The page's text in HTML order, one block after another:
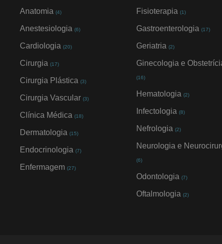
Anatomia (4)
Anestesiologia (6)
Cardiologia (20)
Cirurgia (17)
Cirurgia Plástica (3)
Cirurgia Vascular (3)
Clínica Médica (18)
Dermatologia (15)
Endocrinologia (7)
Enfermagem (27)
Fisioterapia (1)
Gastroenterologia (17)
Geriatria (2)
Ginecologia e
(16)
Hematologia (2)
Infectologia (8)
Nefrologia (2)
Neurologia e
(6)
Odontologia (7)
Oftalmologia (2)